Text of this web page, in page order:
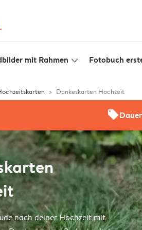
mit Rahmen slim_arrow_down Fotobuch
Dankeskarten Hochzeit
offers
nach deiner Hochzeit mit